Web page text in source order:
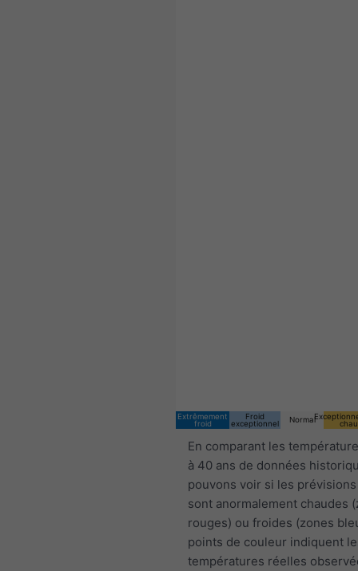
Extrêmement
froid
Froid
exceptionnel
Normal
En comparant les
à 40 ans de données
pouvons voir si les
sont anormalement chaudes
rouges) ou froides (zones
points de couleur indiquent
températures réelles